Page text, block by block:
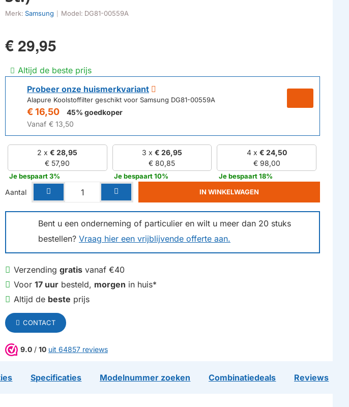
Merk: Samsung Model: DG81-00559A
€ 29,95
Altijd de beste prijs
Probeer onze huismerkvariant
Alapure Koolstoffilter geschikt voor Samsung DG81-00559A
€ 16,50
45% goedkoper
Vanaf € 13,50
2 x€ 28,95
€ 57,90
Je bespaart 3%
3 x € 26,95
€ 80,85
Je bespaart 10%
4 x € 24,50
€ 98,00
Je bespaart 18%
Bent u een onderneming of particulier en wilt u meer dan 20 stuks
bestellen? Vraag hier een vrijblijvende offerte aan.
Aantal IN WINKELWAGEN
Verzending gratis vanaf €40
Voor 17 uur besteld, morgen in huis*
Altijd de beste prijs
CONTACT
9.0 / 10 uit 64857 reviews
Specificaties Modelnummer zoeken Combinatiedeals Reviews